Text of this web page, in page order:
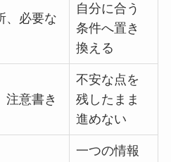
、必要な
自分に合う
条件へ置き
換える
注意書き
不安な点を
残したまま
進めない
一つの情報